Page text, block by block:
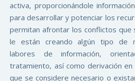
activa, proporcionándole
para desarrollar y potenciar los
permitan afrontar los conflictos que
le están creando algún tipo de
labores de información,
tratamiento, así como derivación
que se considere necesario o